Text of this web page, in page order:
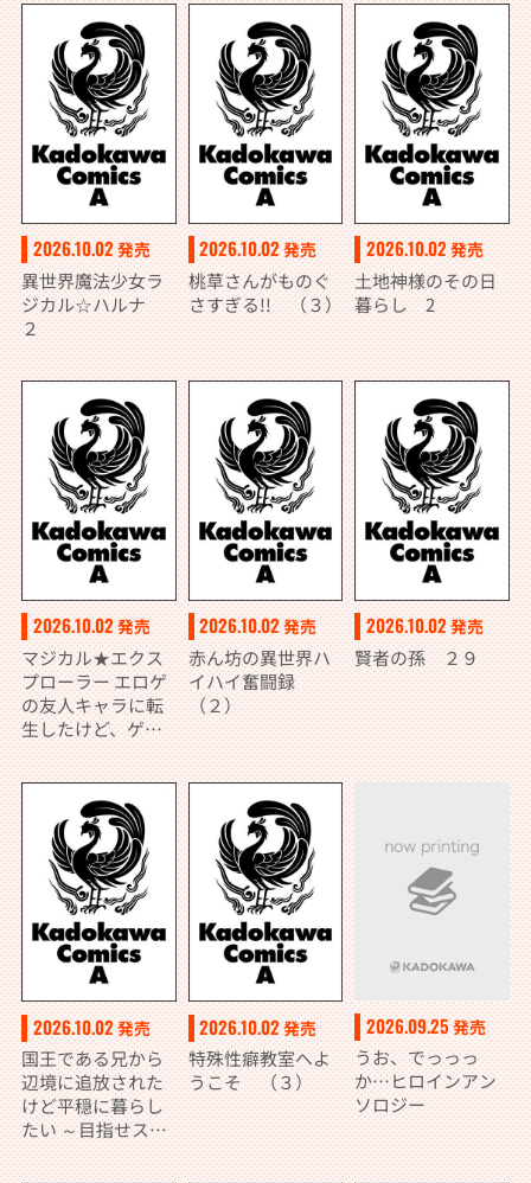
2026.10.02発売
異世界魔法少女ラ
ジカル☆ハルナ
２
2026.10.02 発売
桃草さんがものぐ
さすぎる!! （３）
2026.10.02 発売
土地神様のその日
暮らし 2
2026.10.02 発売
マジカル★エクス
プローラー エロゲ
の友人キャラに転
生したけど、ゲー
2026.10.02 発売
赤ん坊の異世界ハ
イハイ奮闘録
（２）
2026.10.02 発売
賢者の孫 ２９
2026.10.02 発売
国王である兄から
辺境に追放された
けど平穏に暮らし
たい ～目指せスロ
2026.10.02発売
特殊性癖教室へよ
うこそ （３）
2026.09.25 発売
うお、でっっっ
か…ヒロインアン
ソロジー